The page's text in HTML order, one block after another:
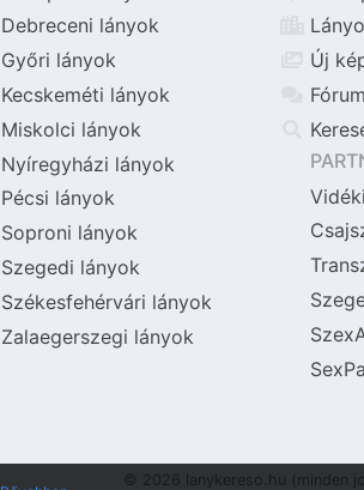
Debreceni lányok
Győri lányok
Kecskeméti lányok
Miskolci lányok
Nyíregyházi lányok
Pécsi lányok
Soproni lányok
Szegedi lányok
Székesfehérvári lányok
Zalaegerszegi lányok
Új
Fórum
© 2026 lanykereso.hu (minden